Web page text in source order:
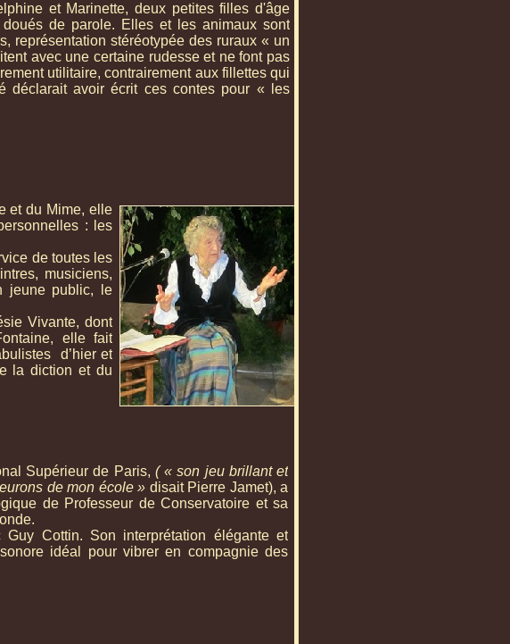
Supérieur de Paris, ( « son jeu brillant et
de mon école » disait Pierre Jamet), a
de Professeur de Conservatoire et sa
Cottin. Son interprétation élégante et
idéal pour vibrer en compagnie des
et du Mime, elle
: les
de toutes les
musiciens,
jeune public, le
Vivante, dont
elle fait
d’hier et
la diction et du
et Marinette, deux petites filles d'âge
de parole. Elles et les animaux sont
représentation stéréotypée des ruraux « un
avec une certaine rudesse et ne font pas
utilitaire, contrairement aux fillettes qui
déclarait avoir écrit ces contes pour « les